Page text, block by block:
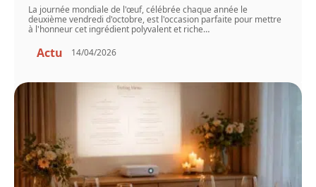
La journée mondiale de l'œuf, célébrée chaque année le
deuxième vendredi d'octobre, est l'occasion parfaite pour mettre
à l'honneur cet ingrédient polyvalent et riche…
Actu 14/04/2026